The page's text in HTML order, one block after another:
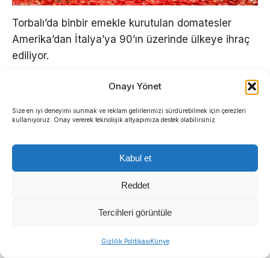
Onayı Yönet
Size en iyi deneyimi sunmak ve reklam gelirlerimizi sürdürebilmek için çerezleri
kullanıyoruz. Onay vererek teknolojik altyapımıza destek olabilirsiniz.
Kabul et
Reddet
Tercihleri görüntüle
Gizlilik PolitikasıKünye
Torbalı’da binbir emekle kurutulan domatesler
Amerika’dan İtalya’ya 90’ın üzerinde ülkeye ihraç
ediliyor.